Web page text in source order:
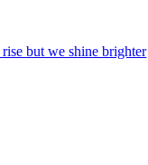
but we shine brighter